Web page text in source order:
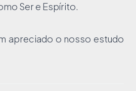
Ser e Espírito.
apreciado o nosso estudo